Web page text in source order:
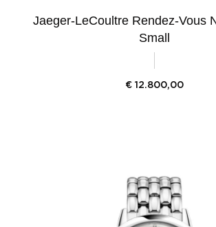
Jaeger-LeCoultre Rendez-Vous
Small
€ 12.800,00